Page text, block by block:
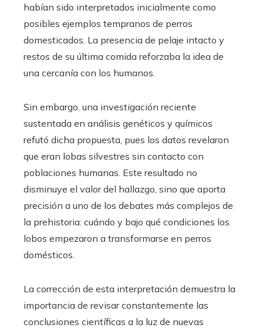
habían sido interpretados inicialmente como
posibles ejemplos tempranos de perros
domesticados. La presencia de pelaje intacto y
restos de su última comida reforzaba la idea de
una cercanía con los humanos.
Sin embargo, una investigación reciente
sustentada en análisis genéticos y químicos
refutó dicha propuesta, pues los datos revelaron
que eran lobas silvestres sin contacto con
poblaciones humanas. Este resultado no
disminuye el valor del hallazgo, sino que aporta
precisión a uno de los debates más complejos de
la prehistoria: cuándo y bajo qué condiciones los
lobos empezaron a transformarse en perros
domésticos.
La corrección de esta interpretación demuestra la
importancia de revisar constantemente las
conclusiones científicas a la luz de nuevas